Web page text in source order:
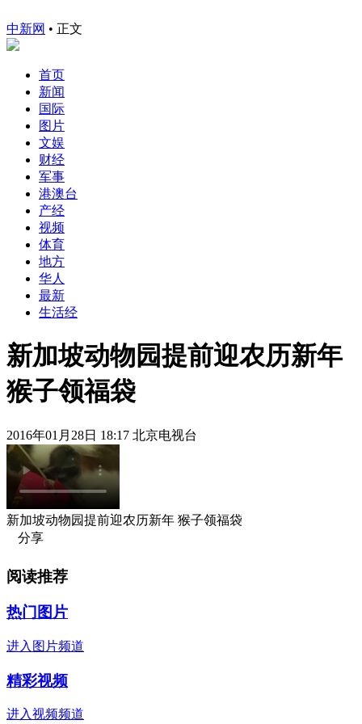
中新网 • 正文
首页
新闻
国际
图片
文娱
财经
军事
港澳台
产经
视频
体育
地方
华人
最新
生活经
新加坡动物园提前迎农历新年
猴子领福袋
2016年01月28日 18:17 北京电视台
新加坡动物园提前迎农历新年 猴子领福袋
分享
阅读推荐
热门图片
进入图片频道
精彩视频
进入视频频道